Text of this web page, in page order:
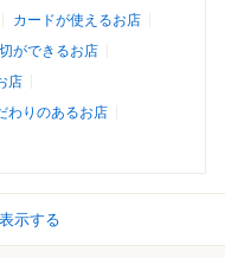
カードが使えるお店
ができるお店
店
わりのあるお店
示する